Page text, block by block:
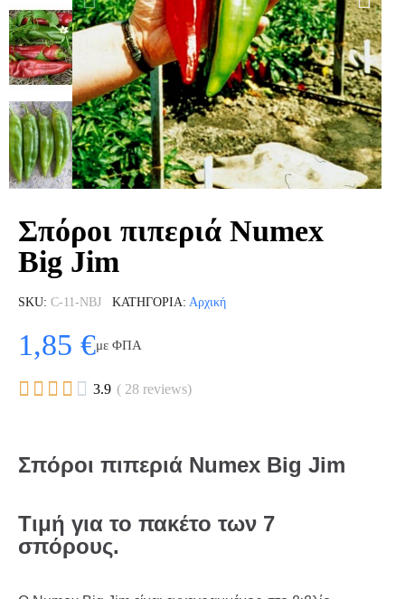
Σπόροι πιπεριά Numex
Big Jim
SKU C-11-NBJ ΚΑΤΗΓΟΡΊΑ Αρχική
1,85 €με ΦΠΑ
     3.9 ( 28 reviews)
Σπόροι πιπεριά Numex Big Jim
Τιμή για το πακέτο των 7
σπόρους.